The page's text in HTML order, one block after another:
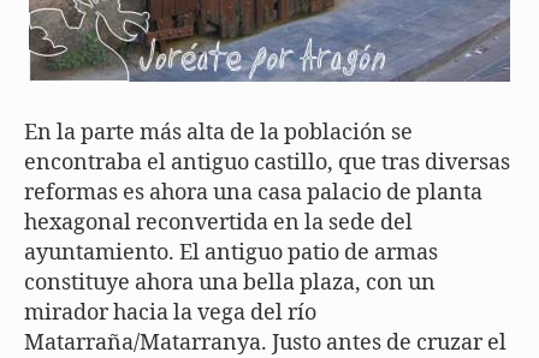
En la parte más alta de la población se
encontraba el antiguo castillo, que tras diversas
reformas es ahora una casa palacio de planta
hexagonal reconvertida en la sede del
ayuntamiento. El antiguo patio de armas
constituye ahora una bella plaza, con un
mirador hacia la vega del río
Matarraña/Matarranya. Justo antes de cruzar el